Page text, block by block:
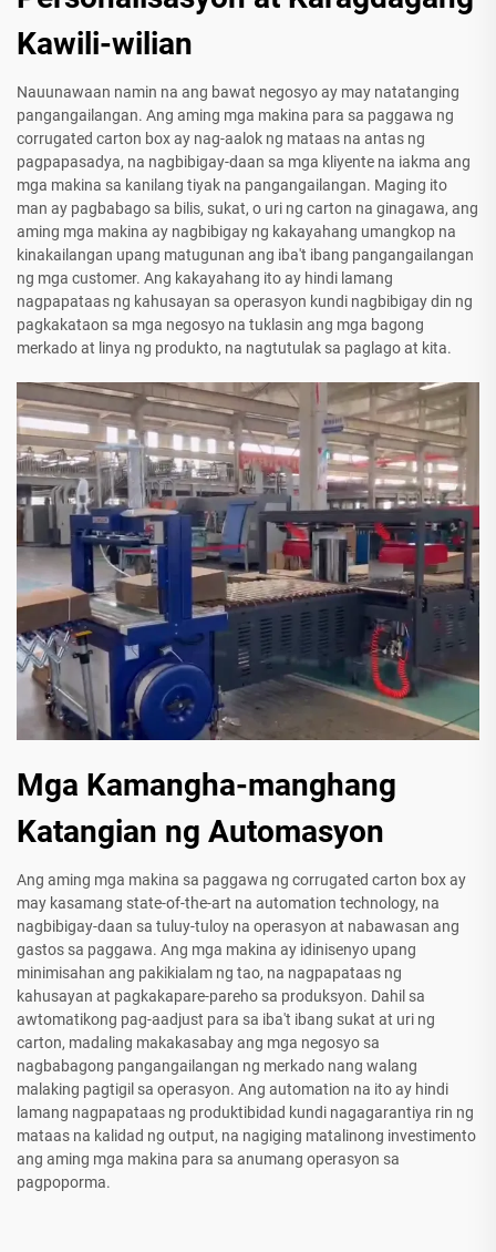
Kawili-wilian
Nauunawaan namin na ang bawat negosyo ay may natatanging
pangangailangan. Ang aming mga makina para sa paggawa ng
corrugated carton box ay nag-aalok ng mataas na antas ng
pagpapasadya, na nagbibigay-daan sa mga kliyente na iakma ang
mga makina sa kanilang tiyak na pangangailangan. Maging ito
man ay pagbabago sa bilis, sukat, o uri ng carton na ginagawa, ang
aming mga makina ay nagbibigay ng kakayahang umangkop na
kinakailangan upang matugunan ang iba't ibang pangangailangan
ng mga customer. Ang kakayahang ito ay hindi lamang
nagpapataas ng kahusayan sa operasyon kundi nagbibigay din ng
pagkakataon sa mga negosyo na tuklasin ang mga bagong
merkado at linya ng produkto, na nagtutulak sa paglago at kita.
Mga Kamangha-manghang
Katangian ng Automasyon
Ang aming mga makina sa paggawa ng corrugated carton box ay
may kasamang state-of-the-art na automation technology, na
nagbibigay-daan sa tuluy-tuloy na operasyon at nabawasan ang
gastos sa paggawa. Ang mga makina ay idinisenyo upang
minimisahan ang pakikialam ng tao, na nagpapataas ng
kahusayan at pagkakapare-pareho sa produksyon. Dahil sa
awtomatikong pag-aadjust para sa iba't ibang sukat at uri ng
carton, madaling makakasabay ang mga negosyo sa
nagbabagong pangangailangan ng merkado nang walang
malaking pagtigil sa operasyon. Ang automation na ito ay hindi
lamang nagpapataas ng produktibidad kundi nagagarantiya rin ng
mataas na kalidad ng output, na nagiging matalinong investimento
ang aming mga makina para sa anumang operasyon sa
pagpoporma.